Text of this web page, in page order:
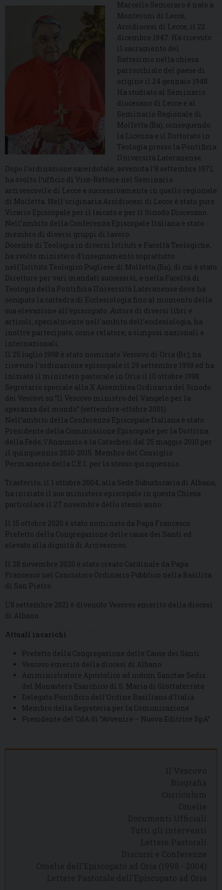
Marcello Semeraro è nato a
Monteroni di Lecce,
Arcidiocesi di Lecce, il 22
dicembre 1947. Ha ricevuto
il sacramento del
Battesimo nella chiesa
parrocchiale del paese di
origine il 24 gennaio 1948.
Ha studiato al Seminario
diocesano di Lecce e al
Seminario Regionale di
Molfetta (Ba), conseguendo
la Licenza e il Dottorato in
Teologia presso la Pontificia
Università Lateranense.
Dopo l’ordinazione sacerdotale, avvenuta l’8 settembre 1971,
ha svolto l’ufficio di Vice-Rettore nel Seminario
arcivescovile di Lecce e successivamente in quello regionale
di Molfetta. Nell’originaria Arcidiocesi di Lecce è stato pure
Vicario Episcopale per il laicato e per il Sinodo Diocesano.
Nell’ambito della Conferenza Episcopale Italiana è stato
membro di diversi gruppi di lavoro.
Docente di Teologia in diversi Istituti e Facoltà Teologiche,
ha svolto ministero d’insegnamento soprattutto
nell’Istituto Teologico Pugliese di Molfetta (Ba), di cui è stato
Direttore per vari mandati successivi, e nella Facoltà di
Teologia della Pontificia Università Lateranense dove ha
occupato la cattedra di Ecclesiologia fino al momento della
sua elevazione all’episcopato. Autore di diversi libri e
articoli, specialmente nell’ambito dell’ecclesiologia, ha
inoltre partecipato, come relatore, a simposi nazionali e
internazionali.
Il 25 luglio 1998 è stato nominato Vescovo di Oria (Br); ha
ricevuto l’ordinazione episcopale il 29 settembre 1998 ed ha
iniziato il ministero pastorale in Oria il l0 ottobre 1998.
Segretario speciale alla X Assemblea Ordinaria del Sinodo
dei Vescovi su “Il Vescovo ministro del Vangelo per la
speranza del mondo” (settembre-ottobre 2001).
Nell’ambito della Conferenza Episcopale Italiana è stato
Presidente della Commissione Episcopale per la Dottrina
della Fede, l’Annuncio e la Catechesi dal 25 maggio 2010 per
il quinquennio 2010-2015. Membro del Consiglio
Permanente della C.E.I. per lo stesso quinquennio.
Trasferito, il 1 ottobre 2004, alla Sede Suburbicaria di Albano,
ha iniziato il suo ministero episcopale in questa Chiesa
particolare il 27 novembre dello stesso anno.
Il 15 ottobre 2020 è stato nominato da Papa Francesco
Prefetto della Congregazione delle cause dei Santi ed
elevato alla dignità di Arcivescovo.
Il 28 novembre 2020 è stato creato Cardinale da Papa
Francesco nel Concistoro Ordinario Pubblico nella Basilica
di San Pietro.
L’8 settembre 2021 è divenuto Vescovo emerito della diocesi
di Albano.
Attuali incarichi
Prefetto della Congregazione delle Cause dei Santi
Vescovo emerito della diocesi di Albano
Amministratore Apostolico ad nutum Sanctae Sedis
del Monastero Esarchico di S. Maria di Grottaferrata
Delegato Pontificio dell’Ordine Basiliano d’Italia
Membro della Segreteria per la Comunicazione
Presidente del CdA di “Avvenire – Nuova Editrice SpA”